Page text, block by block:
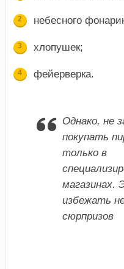
небесного
хлопушек;
фейерверка.
Однако, не
покупать
только в
магазинах.
избежать
сюрпризов